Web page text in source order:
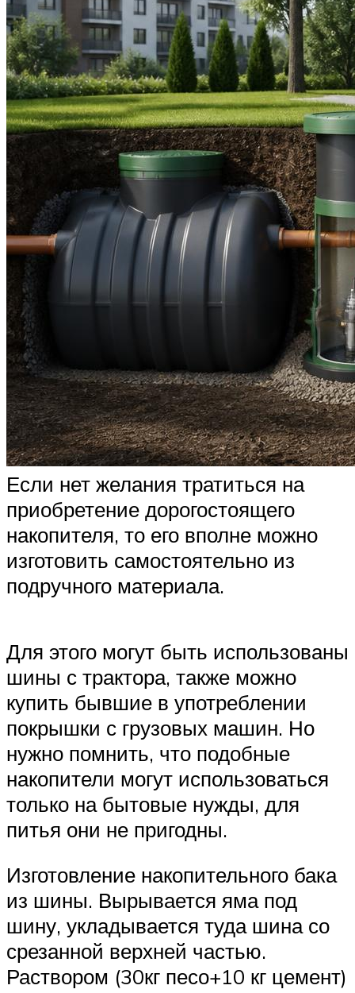
Если нет желания тратиться на
приобретение дорогостоящего
накопителя, то его вполне можно
изготовить самостоятельно из
подручного материала.
Для этого могут быть использованы
шины с трактора, также можно
купить бывшие в употреблении
покрышки с грузовых машин. Но
нужно помнить, что подобные
накопители могут использоваться
только на бытовые нужды, для
питья они не пригодны.
Изготовление накопительного бака
из шины. Вырывается яма под
шину, укладывается туда шина со
срезанной верхней частью.
Раствором (30кг песо+10 кг цемент)